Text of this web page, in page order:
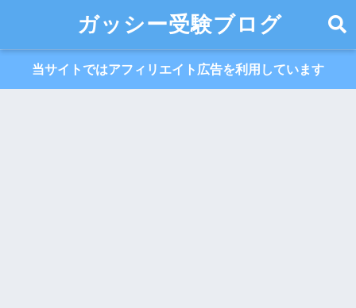
ガッシー受験ブログ
当サイトではアフィリエイト広告を利用しています